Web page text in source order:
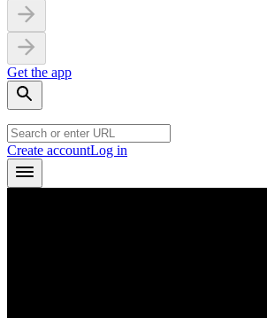
Get the app
Create accountLog in